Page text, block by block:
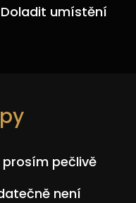
umístění
pečlivě
není